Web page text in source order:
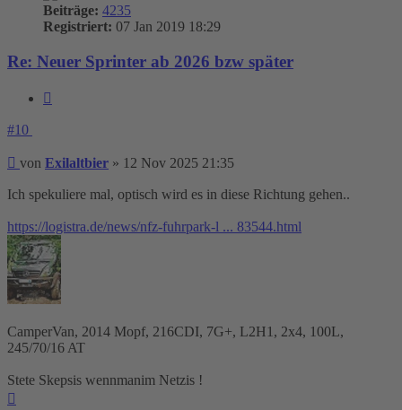
Beiträge: 4235
Registriert: 07 Jan 2019 18:29
Re: Neuer Sprinter ab 2026 bzw später
#10
Beitrag
von Exilaltbier » 12 Nov 2025 21:35
Ich spekuliere mal, optisch wird es in diese Richtung gehen..
https://logistra.de/news/nfz-fuhrpark-l ... 83544.html
CamperVan, 2014 Mopf, 216CDI, 7G+, L2H1, 2x4, 100L,
245/70/16 AT
Stete Skepsis wennmanim Netzis !